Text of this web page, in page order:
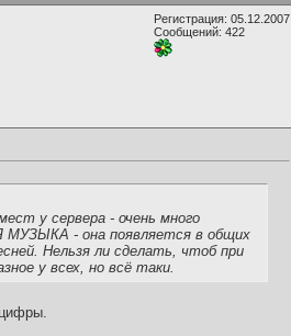
Регистрация: 05.12.2007
Сообщений: 422
у сервера - очень много
МУЗЫКА - она появляется в общих
Нельзя ли сделать, чтоб при
у всех, но всё таки.